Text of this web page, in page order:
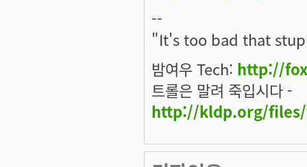
--
"It's too bad that
밤여우 Tech: http://
트롤은 말려 죽입시다 -
http://kldp.org/